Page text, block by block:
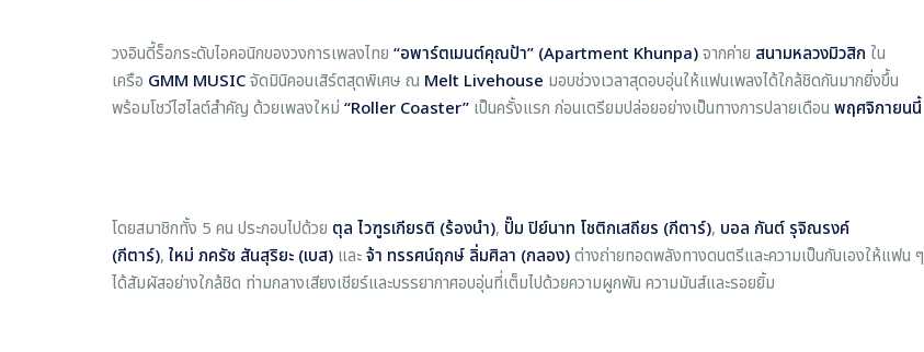
วงอินดี้ร็อกระดับไอคอนิกของวงการเพลงไทย “อพาร์ตเมนต์คุณป้า” (Apartment Khunpa)จากค่าย สนามหลวงมิวสิก ใน
เครือ GMM MUSICจัดมินิคอนเสิร์ตสุดพิเศษ ณ Melt Livehouse มอบช่วงเวลาสุดอบอุ่นให้แฟนเพลงได้ใกล้ชิดกันมากยิ่งขึ้น
พร้อมโชว์ไฮไลต์สำคัญ ด้วยเพลงใหม่ “Roller Coaster” เป็นครั้งแรก ก่อนเตรียมปล่อยอย่างเป็นทางการปลายเดือน พฤศจิกายนนี้
โดยสมาชิกทั้ง 5 คน ประกอบไปด้วย ตุล ไวฑูรเกียรติ (ร้องนำ), ปั๊ม ปิย์นาท โชติกเสถียร (กีตาร์), บอล กันต์ รุจิณรงค์
(กีตาร์), ใหม่ ภครัช สันสุริยะ (เบส) และจ้า ทรรศน์ฤกษ์ ลิ่มศิลา (กลอง)ต่างถ่ายทอดพลังทางดนตรีและความเป็นกันเองให้แฟน ๆ
ได้สัมผัสอย่างใกล้ชิด ท่ามกลางเสียงเชียร์และบรรยากาศอบอุ่นที่เต็มไปด้วยความผูกพัน ความมันส์และรอยยิ้ม